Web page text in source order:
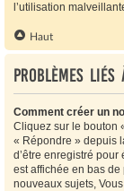
l’utilisation
Haut
Problèmes liés
Comment créer un
Cliquez sur le bouton
« Répondre » depuis
d’être enregistré
est affichée en bas
nouveaux sujets, Vous